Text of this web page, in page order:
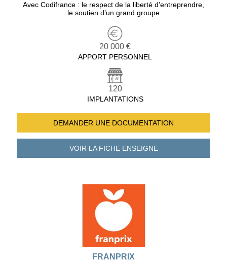
Avec Codifrance : le respect de la liberté d’entreprendre,
le soutien d’un grand groupe
20 000 €
APPORT PERSONNEL
120
IMPLANTATIONS
DEMANDER UNE DOCUMENTATION
VOIR LA FICHEENSEIGNE
FRANPRIX